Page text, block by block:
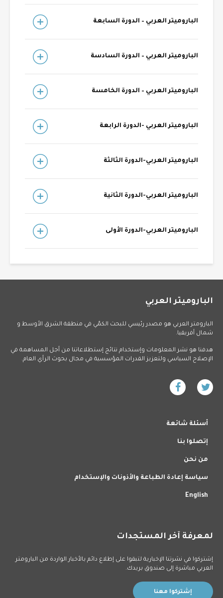
الباروميتر العربي – الدورة السابعة
الباروميتر العربي – الدورة السادسة
الباروميتر العربي – الدورة الخامسة
الباروميتر العربي -الدورة الرابعة
الباروميتر العربي-الدورة الثالثة
الباروميتر العربي-الدورة الثانية
الباروميتر العربي-الدورة الأولى
الباروميتر العربي
البارومتر العربي هو مصدر رئيسي للبحث الكمّي في منطقة الشرق الأوسط و
شمال أفريقيا.
هدفنا هو نشر المعلومات وإستخدام نتائج إستطلاعاتنا من أجل المساهمة في
الإصلاح السياسي ولتعزيز القدرات المؤسسية في مجال بحوث الرأي العام.
أسئلة شائعة
إتصلوا بنا
من نحن
سياسة إعادة الطباعة والأذونات والإستخدام
English
لمعرفة آخر المستجدات
إشتركوا في نشرتنا الإخبارية لتبقوا على إطلاع دائم بالأخبار الواردة من البارومتر
العربي مباشرة إلى صندوق بريدك.
إشتركوا معنا